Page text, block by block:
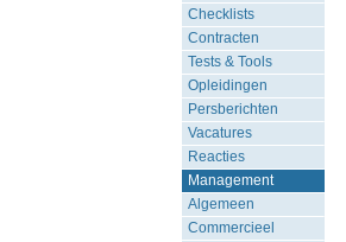
Checklists
Contracten
Tests & Tools
Opleidingen
Persberichten
Vacatures
Reacties
Management
Algemeen
Commercieel